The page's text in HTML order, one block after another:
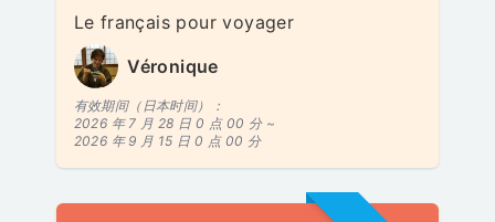
Le français pour voyager
Véronique
有效期间（日本时间）：
2026 年 7 月 28 日 0 点 00 分 ~
2026 年 9 月 15 日 0 点 00 分